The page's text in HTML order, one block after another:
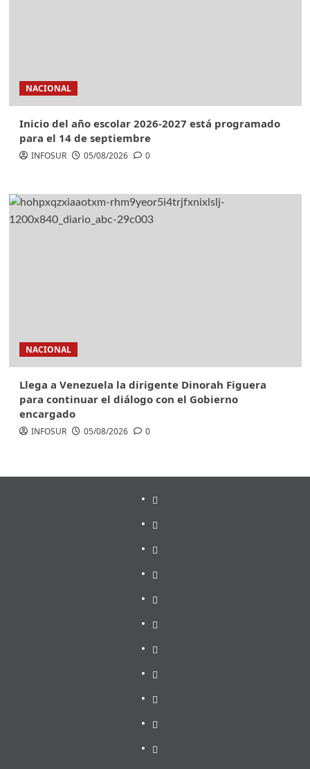
NACIONAL
Inicio del año escolar 2026-2027 está programado
para el 14 de septiembre
INFOSUR 05/08/2026 0
NACIONAL
Llega a Venezuela la dirigente Dinorah Figuera
para continuar el diálogo con el Gobierno
encargado
INFOSUR 05/08/2026 0